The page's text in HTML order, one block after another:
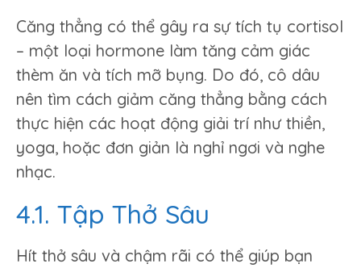
Căng thẳng có thể gây ra sự tích tụ cortisol
– một loại hormone làm tăng cảm giác
thèm ăn và tích mỡ bụng. Do đó, cô dâu
nên tìm cách giảm căng thẳng bằng cách
thực hiện các hoạt động giải trí như thiền,
yoga, hoặc đơn giản là nghỉ ngơi và nghe
nhạc.
4.1. Tập Thở Sâu
Hít thở sâu và chậm rãi có thể giúp bạn